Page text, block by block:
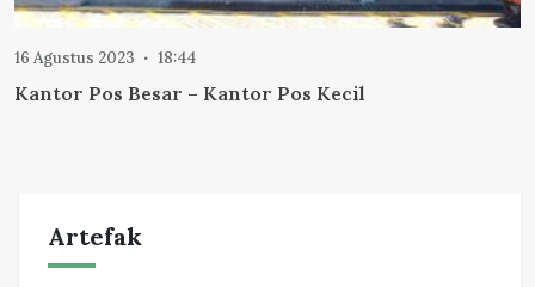
16 Agustus 2023 18:44
Kantor Pos Besar – Kantor Pos Kecil
Artefak